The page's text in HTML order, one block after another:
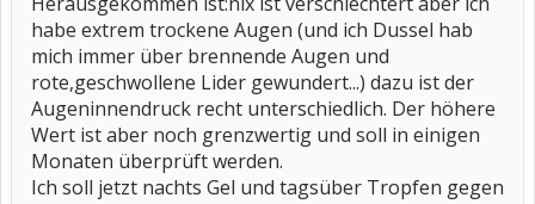
habe extrem trockene Augen (und ich Dussel hab
mich immer über brennende Augen und
rote,geschwollene Lider gewundert...) dazu ist der
Augeninnendruck recht unterschiedlich. Der höhere
Wert ist aber noch grenzwertig und soll in einigen
Monaten überprüft werden.
Ich soll jetzt nachts Gel und tagsüber Tropfen gegen